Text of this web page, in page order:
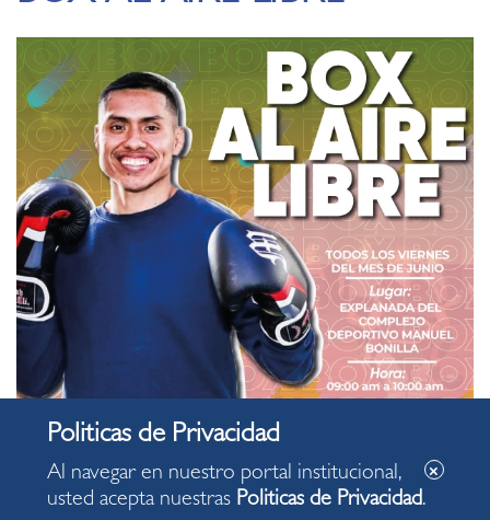
Al navegar en nuestro portal institucional,
usted acepta nuestras Politicas de Privacidad.